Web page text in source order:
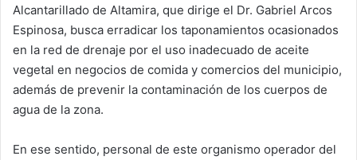
Alcantarillado de Altamira, que dirige el Dr. Gabriel Arcos
Espinosa, busca erradicar los taponamientos ocasionados
en la red de drenaje por el uso inadecuado de aceite
vegetal en negocios de comida y comercios del municipio,
además de prevenir la contaminación de los cuerpos de
agua de la zona.
En ese sentido, personal de este organismo operador del